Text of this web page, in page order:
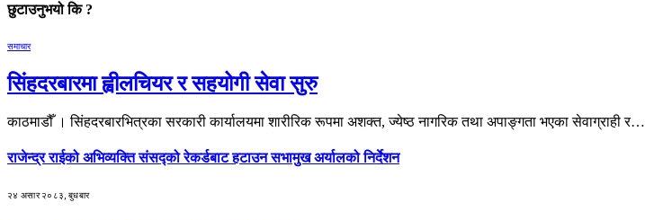
छुटाउनुभयो कि ?
समाचार
सिंहदरबारमा ह्वीलचियर र सहयोगी सेवा सुरु
काठमाडौँ । सिंहदरबारभित्रका सरकारी कार्यालयमा शारीरिक रूपमा अशक्त, ज्येष्ठ नागरिक तथा अपाङ्गता भएका सेवाग्राही र…
राजेन्द्र राईको अभिव्यक्ति संसद्को रेकर्डबाट हटाउन सभामुख अर्यालको निर्देशन
२४ असार २०८३, बुधबार